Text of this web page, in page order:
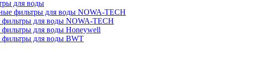
для воды
фильтры для воды NOWA-TECH
для воды NOWA-TECH
для воды Honeywell
для воды BWT